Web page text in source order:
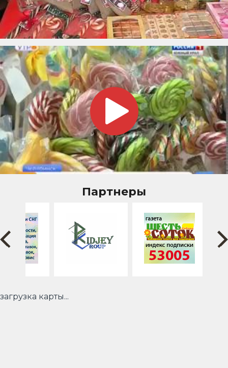
Партнеры
загрузка карты...